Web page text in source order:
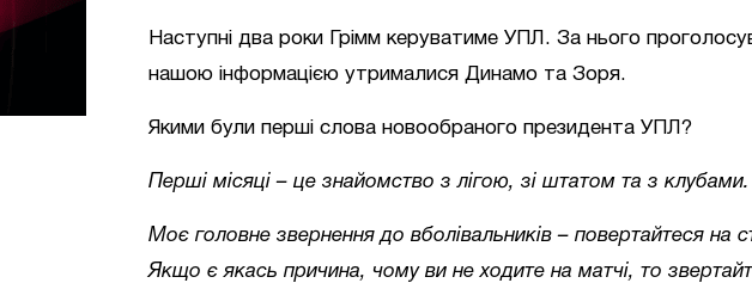
Наступні два роки Грімм керуватиме УПЛ. За нього
нашою інформацією утрималися Динамо та Зоря.
Якими були перші слова новообраного президента УПЛ?
Перші місяці – це знайомство з лігою, зі штатом та з клубами.
Моє головне звернення до вболівальників – повертайтеся на
Якщо є якась причина, чому ви не ходите на матчі, то